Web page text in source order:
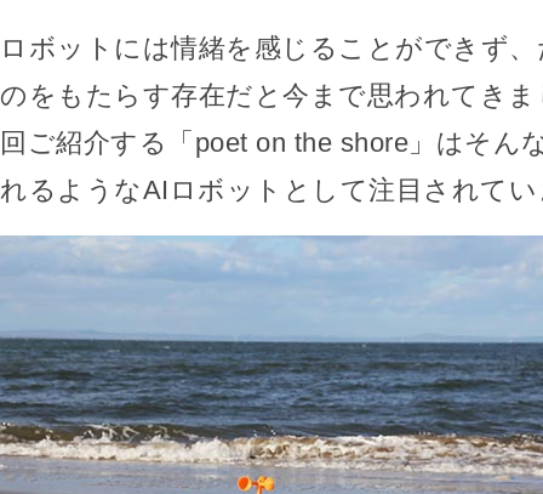
ロボットには情緒を感じることができず
のをもたらす存在だと今まで思われてき
回ご紹介する「poet on the shore」はそん
れるようなAIロボットとして注目されて